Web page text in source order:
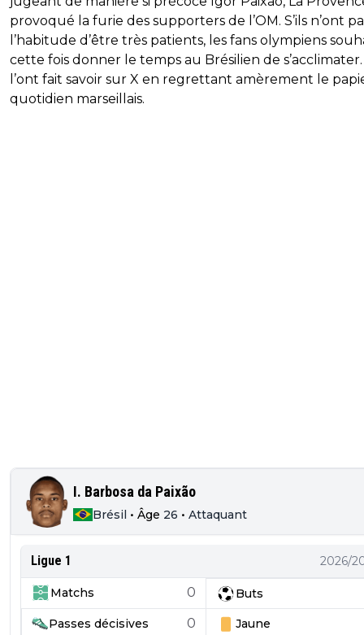
provoqué la furie des supporters de l’OM. S’ils n’ont
l’habitude d’être très patients, les fans olympiens
cette fois donner le temps au Brésilien de s’acclimater.
l’ont fait savoir sur X en regrettant amèrement le
quotidien marseillais.
I. Barbosa da Paixão
Brésil • Âge 26 • Attaquant
Ligue 1 2026/
Matchs 0 Buts
Passes décisives 0 Jaune